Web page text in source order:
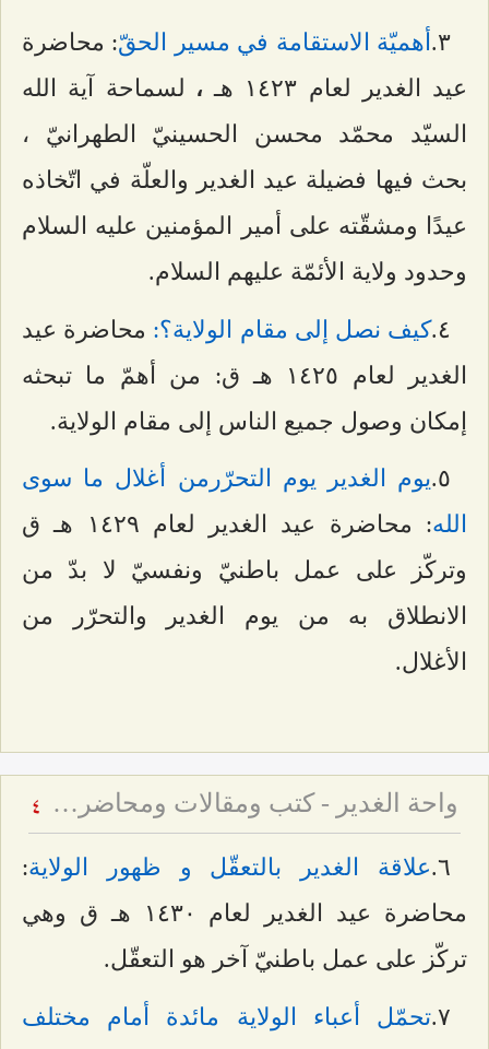
٣. أهميّة الاستقامة في مسير الحقّ: محاضرة
عيد الغدير لعام ۱٤٢٣ هـ
، لسماحة آية الله
السيّد محمّد محسن الحسينيّ الطهرانيّ ،
بحث فيها فضيلة عيد الغدير والعلّة في اتّخاذه
عيدًا ومشقّته على أمير المؤمنين عليه السلام
وحدود ولاية الأئمّة عليهم السلام.
٤. كيف نصل إلى مقام الولاية؟: محاضرة عيد
الغدير لعام ۱٤٢٥ هـ ق: من أهمّ ما تبحثه
إمكان وصول جميع الناس إلى مقام الولاية.
٥. يوم الغدير يوم التحرّرمن أغلال ما سوى
الله
: محاضرة عيد الغدير لعام ۱٤٢٩ هـ ق
وتركّز على عمل باطنيّ ونفسيّ لا بدّ من
الانطلاق به من يوم الغدير والتحرّر من
الأغلال.
واحة الغدير - كتب ومقالات ومحاضرات حول عيد الغدير 4
٦. علاقة الغدير بالتعقّل و ظهور الولاية:
محاضرة عيد الغدير لعام ۱٤٣۰ هـ ق وهي
تركّز على عمل باطنيّ آخر هو التعقّل.
۷. تحمّل أعباء الولاية مائدة أمام مختلف